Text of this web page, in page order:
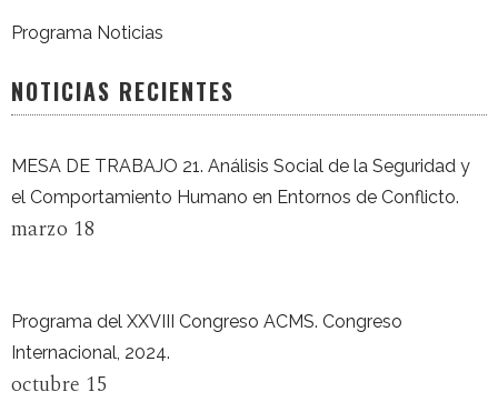
Programa Noticias
NOTICIAS RECIENTES
MESA DE TRABAJO 21. Análisis Social de la Seguridad y
el Comportamiento Humano en Entornos de Conflicto.
marzo 18
Programa del XXVIII Congreso ACMS. Congreso
Internacional, 2024.
octubre 15